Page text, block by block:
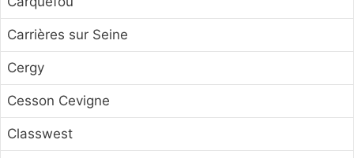
Carrières sur Seine
Cergy
Cesson Cevigne
Classwest